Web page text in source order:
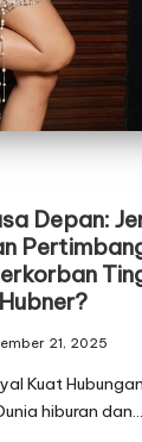
Depan:
21, 2025
Kuat
hiburan dan…